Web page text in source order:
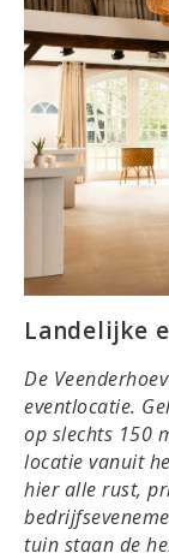
Landelijke
De
eventlocatie.
op slechts 150
locatie vanuit
hier alle rust,
tuin staan de